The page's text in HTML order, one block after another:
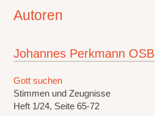
Autoren
Johannes Perkmann OSB
Gott suchen
Stimmen und Zeugnisse
Heft 1/24, Seite 65-72